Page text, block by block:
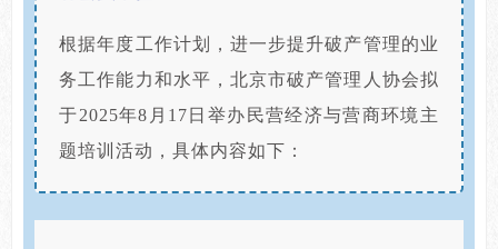
根据年度工作计划，进一步提升破产管理的业
务工作能力和水平，北京市破产管理人协会拟
于2025年8月17日举办民营经济与营商环境主
题培训活动，具体内容如下：